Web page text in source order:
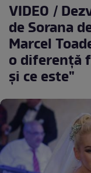
VIDEO /
de Sorana
Marcel
o diferenţă
şi ce este"